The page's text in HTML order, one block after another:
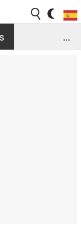
...